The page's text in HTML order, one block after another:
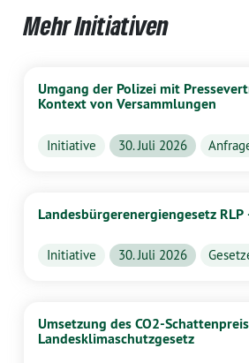
Mehr Initiativen
Umgang der Polizei mit
Kontext von Versammlungen
Initiative 30. Juli 2026
Landesbürgerenergiengesetz RLP
Initiative 30. Juli 2026
Umsetzung des CO2-
Landesklimaschutzgesetz